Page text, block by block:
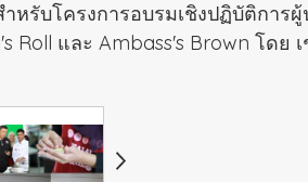
บโครงการอบรมเชิงปฏิบัติการผู้
Roll และ Ambass's Brown โดย